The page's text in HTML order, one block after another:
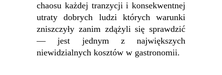
chaosu każdej tranzycji i konsekwentnej
utraty dobrych ludzi których warunki
zniszczyły zanim zdążyli się sprawdzić
— jest jednym z największych
niewidzialnych kosztów w gastronomii.